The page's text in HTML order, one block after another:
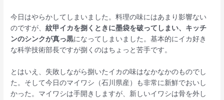
今日はやらかしてしまいました。料理の味にはあまり影響ない
のですが、紋甲イカを捌くときに墨袋を破ってしまい、キッチ
ンのシンクが真っ黒になってしまいました。基本的にイカ好き
な科学技術部長ですが捌くのはちょっと苦手です。
とはいえ、失敗しながら捌いたイカの味はなかなかのものでし
た。そして今日のマイワシ（石川県産）も非常に新鮮でおいし
かった。マイワシは手開きしますが、新しいイワシは骨を外し